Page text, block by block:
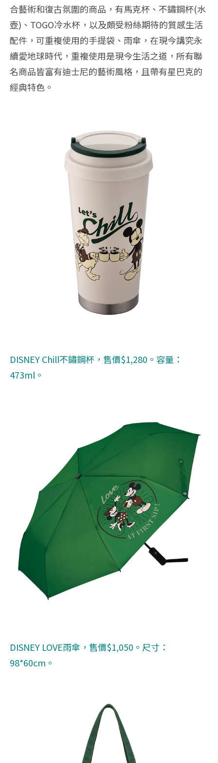
合藝術和復古氛圍的商品，有馬克杯、不鏽鋼杯(水
壺)、TOGO冷水杯，以及頗受粉絲期待的質感生活
配件， 可重複使用的手提袋、雨傘，在現今講究永
續愛地球時代， 重複使用是現今生活之道，所有聯
名商品皆富有迪士尼的藝術風格， 且帶有星巴克的
經典特色。
DISNEY Chill不鏽鋼杯，售價$1,280。容量：
473ml。
DISNEY LOVE雨傘，售價$1,050。尺寸：
98*60cm。